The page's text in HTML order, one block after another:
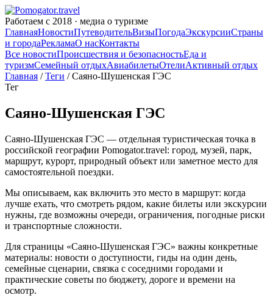
Работаем с 2018 · медиа о туризме
ГлавнаяНовостиПутеводительВизыПогодаЭкскурсииСтраны
и городаРекламаО насКонтакты
Все новостиПроисшествия и безопасностьЕда и
туризмСемейный отдыхАвиабилетыОтелиАктивный отдых
Главная /Теги / Саяно-Шушенская ГЭС
Тег
Саяно-Шушенская ГЭС
Саяно-Шушенская ГЭС — отдельная туристическая точка в
российской географии Pomogator.travel: город, музей, парк,
маршрут, курорт, природный объект или заметное место для
самостоятельной поездки.
Мы описываем, как включить это место в маршрут: когда
лучше ехать, что смотреть рядом, какие билеты или экскурсии
нужны, где возможны очереди, ограничения, погодные риски
и транспортные сложности.
Для страницы «Саяно-Шушенская ГЭС» важны конкретные
материалы: новости о доступности, гиды на один день,
семейные сценарии, связка с соседними городами и
практические советы по бюджету, дороге и времени на
осмотр.